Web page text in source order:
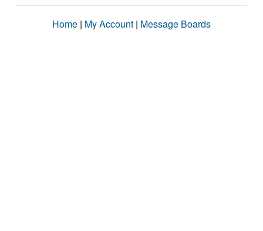
Home | My Account | Message Boards